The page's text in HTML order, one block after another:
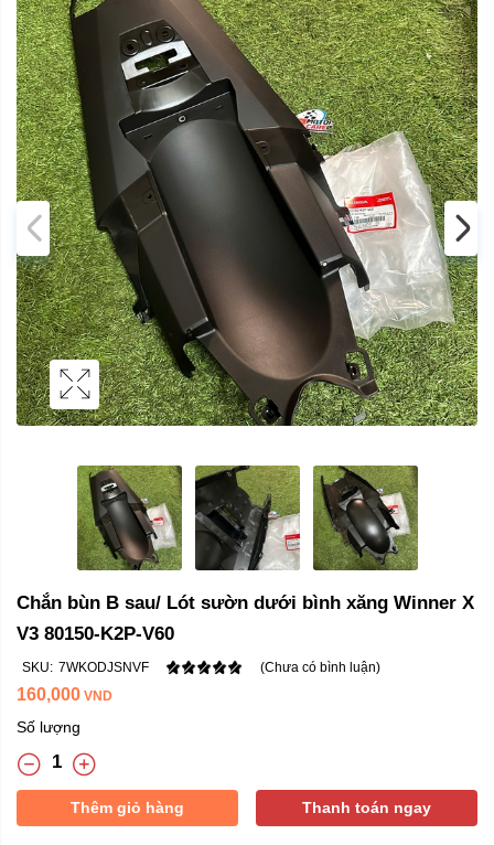
Chắn bùn B sau/ Lót sườn dưới bình xăng Winner X
V3 80150-K2P-V60
SKU: 7WKODJSNVF (Chưa có bình luận)
160,000 VND
Số lượng
Thêm giỏ hàng Thanh toán ngay